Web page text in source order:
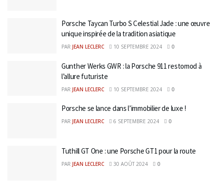
Porsche Taycan Turbo S Celestial Jade : une œuvre
unique inspirée de la tradition asiatique
PAR JEAN LECLERC 10 SEPTEMBRE 2024 0
Gunther Werks GWR : la Porsche 911 restomod à
l’allure futuriste
PAR JEAN LECLERC 10 SEPTEMBRE 2024 0
Porsche se lance dans l’immobilier de luxe !
PAR JEAN LECLERC 6 SEPTEMBRE 2024 0
Tuthill GT One : une Porsche GT1 pour la route
PAR JEAN LECLERC 30 AOÛT 2024 0